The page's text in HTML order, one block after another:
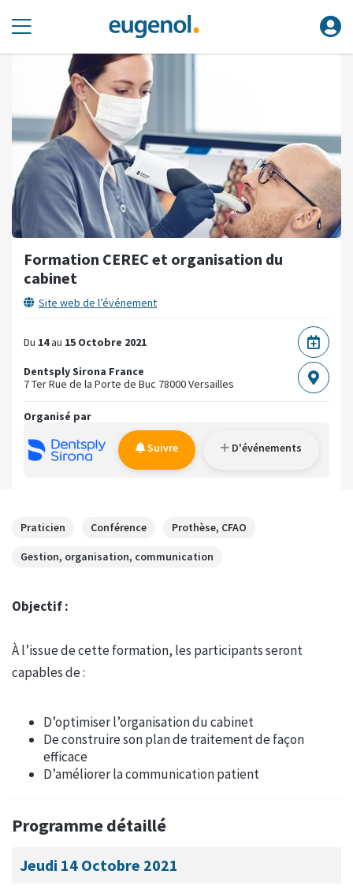
Formation CEREC et organisation du
cabinet
Site web de l’événement
Du 14au 15 Octobre 2021
Dentsply Sirona France
7 Ter Rue de la Porte de Buc 78000 Versailles
Organisé par
Suivre D'événements
Praticien Conférence Prothèse, CFAO
Gestion, organisation, communication
Objectif :
À l’issue de cette formation, les participants seront
capables de :
D’optimiser l’organisation du cabinet
De construire son plan de traitement de façon
efficace
D’améliorer la communication patient
Programme détaillé
Jeudi 14 Octobre 2021